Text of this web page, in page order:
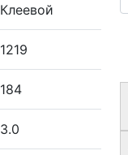
Клеевой
1219
184
3.0